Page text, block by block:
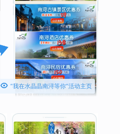
 “我在水晶晶南浔等你”活动主页